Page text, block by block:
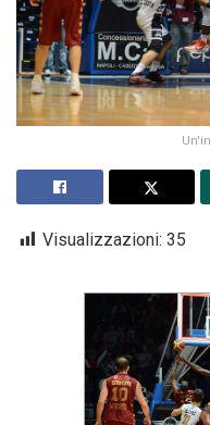
Visualizzazioni: 35